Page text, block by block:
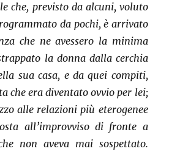
che, previsto da alcuni, voluto
da pochi, è arrivato
che ne avessero la minima
la donna dalla cerchia
sua casa, e da quei compiti,
che era diventato ovvio per lei;
alle relazioni più eterogenee
all’improvviso di fronte a
non aveva mai sospettato.